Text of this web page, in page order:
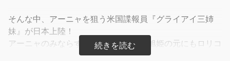
そんな中、アーニャを狙う米国諜報員『グライアイ三姉
妹』が日本上陸！
アーニャのみならず同居する小学生・旭姫の元にもロリコ
ンの長姉・ペムプレードーの毒牙が迫る。さらに小花との